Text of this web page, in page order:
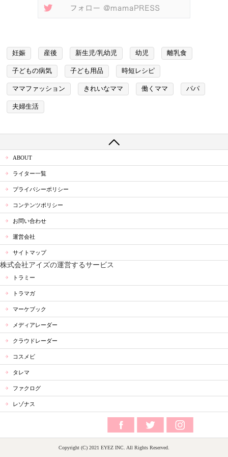
妊娠 産後 新生児/乳幼児 幼児 離乳食
子どもの病気 子ども用品 時短レシピ
ママファッション きれいなママ 働くママ パパ
夫婦生活
ABOUT
ライター一覧
プライバシーポリシー
コンテンツポリシー
お問い合わせ
運営会社
サイトマップ
株式会社アイズの運営するサービス
トラミー
トラマガ
マーケブック
メディアレーダー
クラウドレーダー
コスメビ
タレマ
ファクログ
レゾナス
Copyright (C) 2021 EYEZ INC. All Rights Reserved.